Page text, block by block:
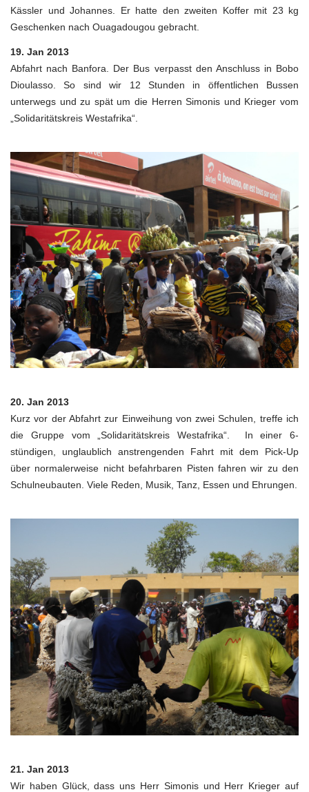
Kässler und Johannes. Er hatte den zweiten Koffer mit 23 kg
Geschenken nach Ouagadougou gebracht.
19. Jan 2013
Abfahrt nach Banfora. Der Bus verpasst den Anschluss in Bobo
Dioulasso. So sind wir 12 Stunden in öffentlichen Bussen
unterwegs und zu spät um die Herren Simonis und Krieger vom
„Solidaritätskreis Westafrika“.
20. Jan 2013
Kurz vor der Abfahrt zur Einweihung von zwei Schulen, treffe ich
die Gruppe vom „Solidaritätskreis Westafrika“. In einer 6-
stündigen, unglaublich anstrengenden Fahrt mit dem Pick-Up
über normalerweise nicht befahrbaren Pisten fahren wir zu den
Schulneubauten. Viele Reden, Musik, Tanz, Essen und Ehrungen.
21. Jan 2013
Wir haben Glück, dass uns Herr Simonis und Herr Krieger auf